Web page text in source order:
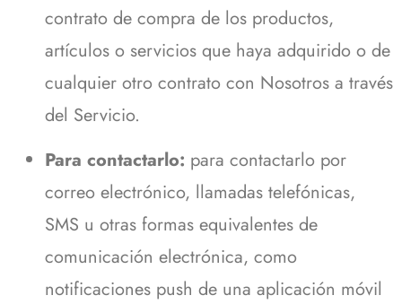
contrato de compra de los productos,
artículos o servicios que haya adquirido o de
cualquier otro contrato con Nosotros a través
del Servicio.
Para contactarlo: para contactarlo por
correo electrónico, llamadas telefónicas,
SMS u otras formas equivalentes de
comunicación electrónica, como
notificaciones push de una aplicación móvil